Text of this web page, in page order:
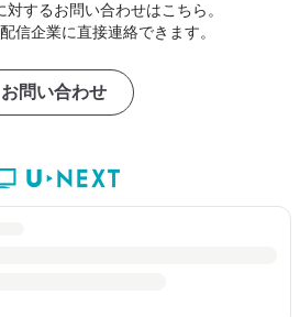
するお問い合わせはこちら。
信企業に直接連絡できます。
お問い合わせ